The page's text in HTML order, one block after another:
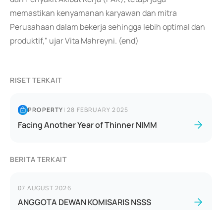
memastikan kenyamanan karyawan dan mitra
Perusahaan dalam bekerja sehingga lebih optimal dan
produktif," ujar Vita Mahreyni. (end)
RISET TERKAIT
PROPERTY|28 FEBRUARY 2025
Facing Another Year of Thinner NIMM
BERITA TERKAIT
07 AUGUST 2026
ANGGOTA DEWAN KOMISARIS NSSS